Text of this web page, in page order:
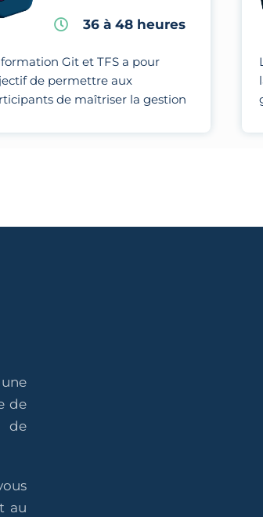
36 à 48 heures
Git et TFS a pour
de permettre aux
de maîtriser la gestion
en utilisant Git pour le
de
de
au